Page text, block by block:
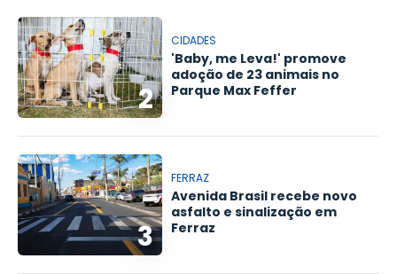
2
CIDADES
'Baby, me Leva!' promove
adoção de 23 animais no
Parque Max Feffer
3
FERRAZ
Avenida Brasil recebe novo
asfalto e sinalização em
Ferraz